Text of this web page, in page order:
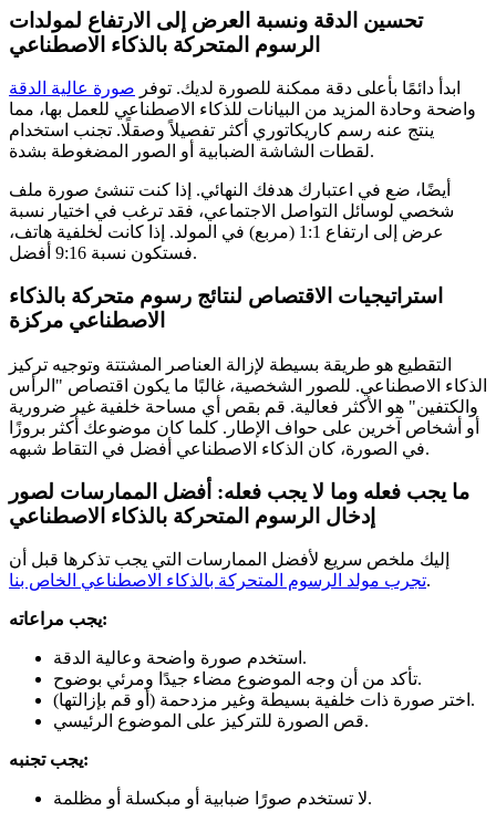
تحسين الدقة ونسبة العرض إلى الارتفاع لمولدات
الرسوم المتحركة بالذكاء الاصطناعي
ابدأ دائمًا بأعلى دقة ممكنة للصورة لديك. توفر صورة عالية الدقة
واضحة وحادة المزيد من البيانات للذكاء الاصطناعي للعمل بها، مما
ينتج عنه رسم كاريكاتوري أكثر تفصيلاً وصقلًا. تجنب استخدام
لقطات الشاشة الضبابية أو الصور المضغوطة بشدة.
أيضًا، ضع في اعتبارك هدفك النهائي. إذا كنت تنشئ صورة ملف
شخصي لوسائل التواصل الاجتماعي، فقد ترغب في اختيار نسبة
عرض إلى ارتفاع 1:1 (مربع) في المولد. إذا كانت لخلفية هاتف،
فستكون نسبة 9:16 أفضل.
استراتيجيات الاقتصاص لنتائج رسوم متحركة بالذكاء
الاصطناعي مركزة
التقطيع هو طريقة بسيطة لإزالة العناصر المشتتة وتوجيه تركيز
الذكاء الاصطناعي. للصور الشخصية، غالبًا ما يكون اقتصاص "الرأس
والكتفين" هو الأكثر فعالية. قم بقص أي مساحة خلفية غير ضرورية
أو أشخاص آخرين على حواف الإطار. كلما كان موضوعك أكثر بروزًا
في الصورة، كان الذكاء الاصطناعي أفضل في التقاط شبهه.
ما يجب فعله وما لا يجب فعله: أفضل الممارسات لصور
إدخال الرسوم المتحركة بالذكاء الاصطناعي
إليك ملخص سريع لأفضل الممارسات التي يجب تذكرها قبل أن
تجرب مولد الرسوم المتحركة بالذكاء الاصطناعي الخاص بنا.
يجب مراعاته:
استخدم صورة واضحة وعالية الدقة.
تأكد من أن وجه الموضوع مضاء جيدًا ومرئي بوضوح.
اختر صورة ذات خلفية بسيطة وغير مزدحمة (أو قم بإزالتها).
قص الصورة للتركيز على الموضوع الرئيسي.
يجب تجنبه:
لا تستخدم صورًا ضبابية أو مبكسلة أو مظلمة.